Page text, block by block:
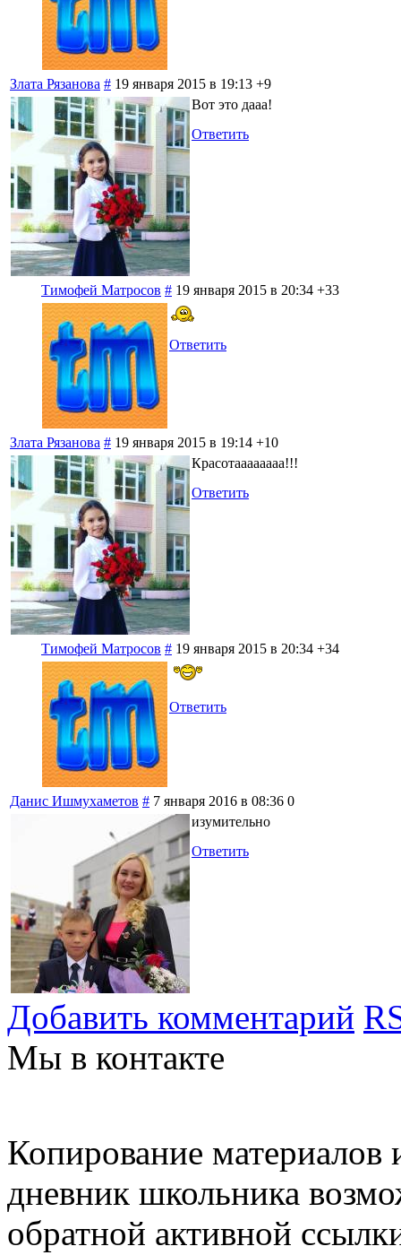
Злата Рязанова # 19 января 2015 в 19:13 +9
Вот это дааа!
Ответить
Тимофей Матросов # 19 января 2015 в 20:34 +33
Ответить
Злата Рязанова # 19 января 2015 в 19:14 +10
Красотаааааааа!!!
Ответить
Тимофей Матросов # 19 января 2015 в 20:34 +34
Ответить
Данис Ишмухаметов # 7 января 2016 в 08:36 0
изумительно
Ответить
Добавить комментарий
Мы в контакте
Копирование материалов
дневник школьника
обратной активной